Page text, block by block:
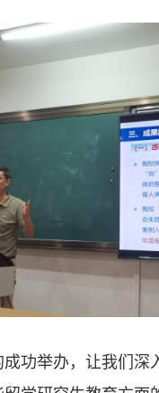
功举办， 让我们深